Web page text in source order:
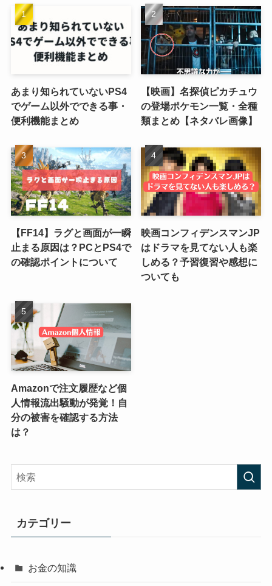
あまり知られていないPS4
でゲーム以外でできる事・
便利機能まとめ
【映画】名探偵ピカチュウ
の登場ポケモン一覧・全種
類まとめ【ネタバレ画像】
【FF14】ラグと画面が一瞬
止まる原因は？PCとPS4で
の確認ポイントについて
映画コンフィデンスマンJP
はドラマを見てない人も楽
しめる？予習復習や感想に
ついても
Amazonで注文履歴など個
人情報流出騒動が発覚！自
分の被害を確認する方法
は？
カテゴリー
お金の知識